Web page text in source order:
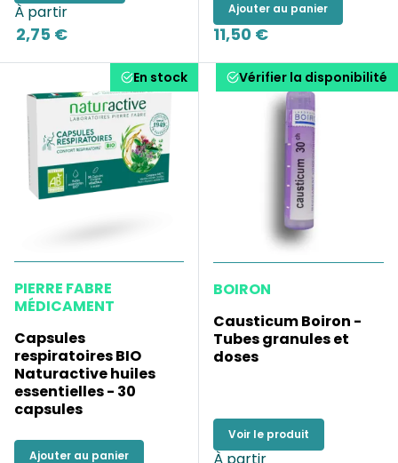
À partir
2,75 €
Ajouter au panier
11,50 €
En stock
PIERRE FABRE
MÉDICAMENT
Capsules
respiratoires BIO
Naturactive huiles
essentielles - 30
capsules
Ajouter au panier
Vérifier la disponibilité
BOIRON
Causticum Boiron -
Tubes granules et
doses
Voir le produit